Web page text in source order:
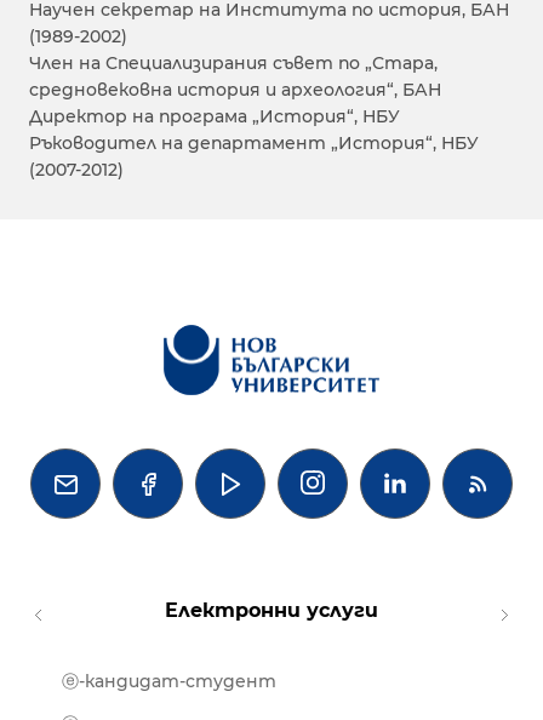
Научен секретар на Института по история, БАН
(1989-2002)
Член на Специализирания съвет по „Стара,
средновековна история и археология“, БАН
Директор на програма „История“, НБУ
Ръководител на департамент „История“, НБУ
(2007-2012)
   
Електронни услуги
ⓔ-кандидат-студент